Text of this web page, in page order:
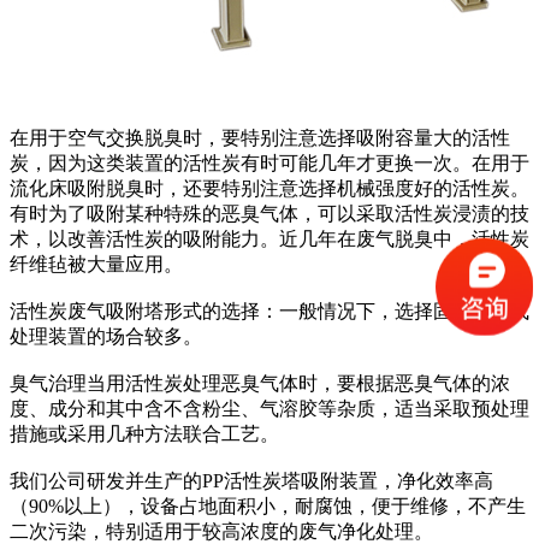
在用于空气交换脱臭时，要特别注意选择吸附容量大的活性
炭，因为这类装置的活性炭有时可能几年才更换一次。在用于
流化床吸附脱臭时，还要特别注意选择机械强度好的活性炭。
有时为了吸附某种特殊的恶臭气体，可以采取活性炭浸渍的技
术，以改善活性炭的吸附能力。近几年在废气脱臭中，活性炭
纤维毡被大量应用。
活性炭废气吸附塔形式的选择：一般情况下，选择固定床废气
处理装置的场合较多。
臭气治理当用活性炭处理恶臭气体时，要根据恶臭气体的浓
度、成分和其中含不含粉尘、气溶胶等杂质，适当采取预处理
措施或采用几种方法联合工艺。
我们公司研发并生产的PP活性炭塔吸附装置，净化效率高
（90%以上），设备占地面积小，耐腐蚀，便于维修，不产生
二次污染，特别适用于较高浓度的废气净化处理。